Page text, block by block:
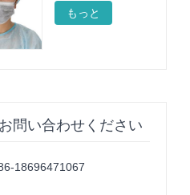
もっと
問い合わせください
18696471067